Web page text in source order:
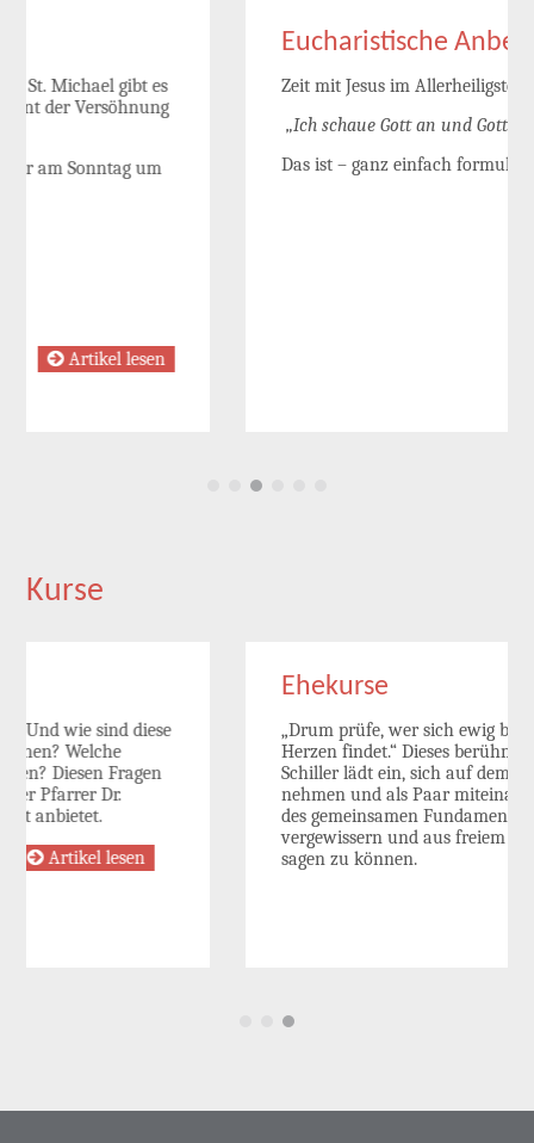
Eucharistische Anbetung
Zeit mit Jesus im Allerheiligsten Sakrament
„Ich schaue Gott an und Gott schaut mich an.“
Das ist – ganz einfach formuliert – Anbetung.
Kurse
„Drum prüfe, wer sich ewig bindet, ob das Herz zum
Herzen findet.“ Dieses berühmte Wort von Friedrich
Schiller lädt ein, sich auf dem Weg zur Ehe Zeit zu
nehmen und als Paar miteinander zu wachsen, sich
des gemeinsamen Fundaments der Liebe zu
vergewissern und aus freiem Herzen JA zueinander
sagen zu können.